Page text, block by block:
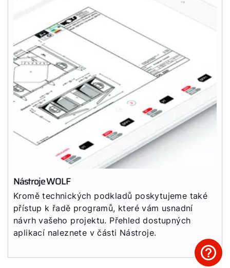
Nástroje WOLF
Kromě technických podkladů poskytujeme také
přístup k řadě programů, které vám usnadní
návrh vašeho projektu. Přehled dostupných
aplikací naleznete v části Nástroje.